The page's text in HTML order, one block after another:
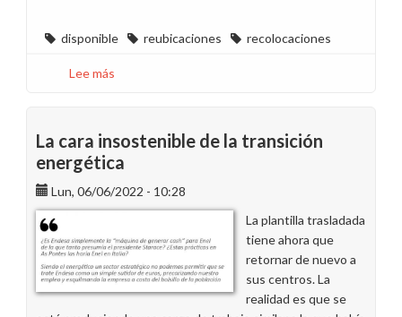
disponible reubicaciones recolocaciones
Lee más
comunicaciones
con
tu
situación
de
La cara insostenible de la transición
energética
Lun, 06/06/2022 - 10:28
La plantilla trasladada
tiene ahora que
retornar de nuevo a
sus centros. La
realidad es que se